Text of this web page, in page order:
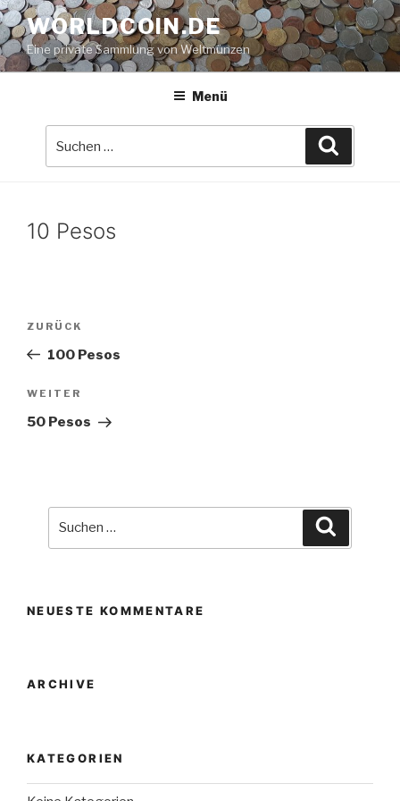
Zum
Inhalt
springen
WORLDCOIN.DE
Eine private Sammlung von Weltmünzen
Menü
10 Pesos
Beitrags-
Vorheriger
Beitrag
ZURÜCK
100 Pesos
Nächster
Beitrag
WEITER
50 Pesos
NEUESTE KOMMENTARE
ARCHIVE
KATEGORIEN